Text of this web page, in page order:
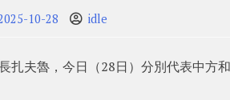
10-28 idle
扎夫魯，今日（28日）分別代表中方